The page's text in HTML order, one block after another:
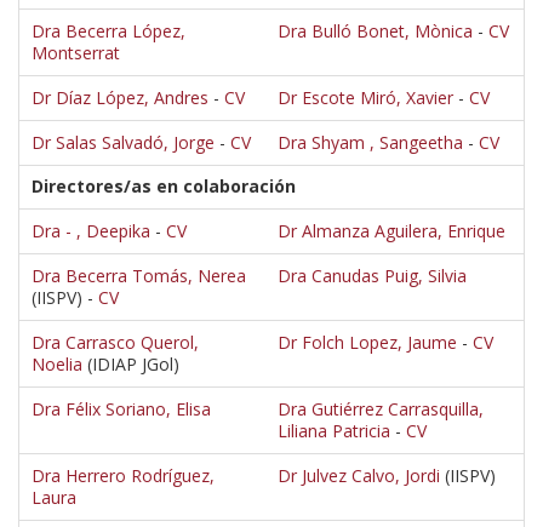
Dra Becerra López,
Montserrat
Dra Bulló Bonet, Mònica - CV
Dr Díaz López, Andres - CV Dr Escote Miró, Xavier - CV
Dr Salas Salvadó, Jorge - CV Dra Shyam , Sangeetha - CV
Directores/as en colaboración
Dra - , Deepika - CV
Dr Almanza Aguilera, Enrique
Dra Becerra Tomás, Nerea
(IISPV) - CV
Dra Canudas Puig, Silvia
Dra Carrasco Querol,
Noelia (IDIAP JGol)
Dr Folch Lopez, Jaume - CV
Dra Félix Soriano, Elisa
Dra Gutiérrez Carrasquilla,
Liliana Patricia - CV
Dra Herrero Rodríguez,
Laura
Dr Julvez Calvo, Jordi (IISPV)